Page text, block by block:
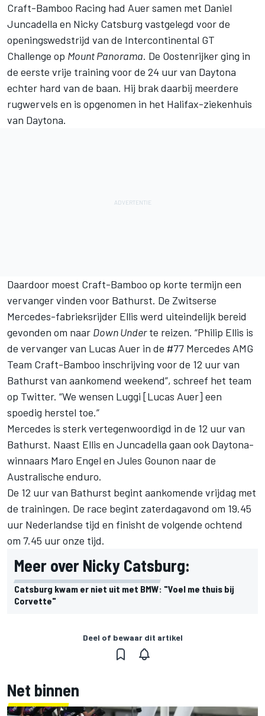
Craft-Bamboo Racing had Auer samen met Daniel
Juncadella en Nicky Catsburg vastgelegd voor de
openingswedstrijd van de Intercontinental GT
Challenge op Mount Panorama. De Oostenrijker ging in
de eerste vrije training voor de 24 uur van Daytona
echter hard van de baan. Hij brak daarbij meerdere
rugwervels en is opgenomen in het Halifax-ziekenhuis
van Daytona.
Daardoor moest Craft-Bamboo op korte termijn een
vervanger vinden voor Bathurst. De Zwitserse
Mercedes-fabrieksrijder Ellis werd uiteindelijk bereid
gevonden om naar Down Underte reizen. “Philip Ellis is
de vervanger van Lucas Auer in de #77 Mercedes AMG
Team Craft-Bamboo inschrijving voor de 12 uur van
Bathurst van aankomend weekend”, schreef het team
op Twitter. “We wensen Luggi [Lucas Auer] een
spoedig herstel toe.”
Mercedes is sterk vertegenwoordigd in de 12 uur van
Bathurst. Naast Ellis en Juncadella gaan ook Daytona-
winnaars Maro Engel en Jules Gounon naar de
Australische enduro.
De 12 uur van Bathurst begint aankomende vrijdag met
de trainingen. De race begint zaterdagavond om 19.45
uur Nederlandse tijd en finisht de volgende ochtend
om 7.45 uur onze tijd.
Meer over Nicky Catsburg:
Catsburg kwam er niet uit met BMW: "Voel me thuis bij
Corvette"
Deel of bewaar dit artikel
Net binnen